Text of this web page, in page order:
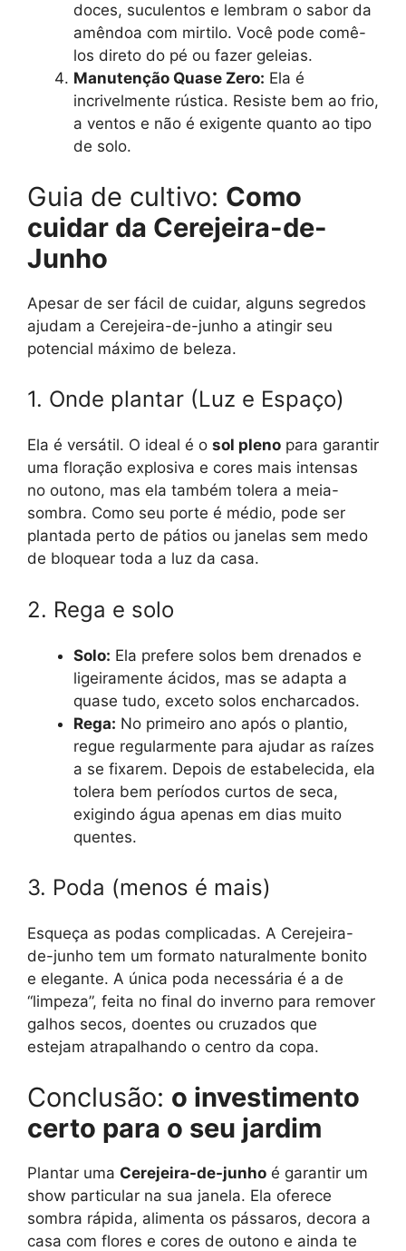
doces, suculentos e lembram o sabor da
amêndoa com mirtilo. Você pode comê-
los direto do pé ou fazer geleias.
Manutenção Quase Zero: Ela é
incrivelmente rústica. Resiste bem ao frio,
a ventos e não é exigente quanto ao tipo
de solo.
Guia de cultivo: Como
cuidar da Cerejeira-de-
Junho
Apesar de ser fácil de cuidar, alguns segredos
ajudam a Cerejeira-de-junho a atingir seu
potencial máximo de beleza.
1. Onde plantar (Luz e Espaço)
Ela é versátil. O ideal é o sol pleno para garantir
uma floração explosiva e cores mais intensas
no outono, mas ela também tolera a meia-
sombra. Como seu porte é médio, pode ser
plantada perto de pátios ou janelas sem medo
de bloquear toda a luz da casa.
2. Rega e solo
Solo: Ela prefere solos bem drenados e
ligeiramente ácidos, mas se adapta a
quase tudo, exceto solos encharcados.
Rega: No primeiro ano após o plantio,
regue regularmente para ajudar as raízes
a se fixarem. Depois de estabelecida, ela
tolera bem períodos curtos de seca,
exigindo água apenas em dias muito
quentes.
3. Poda (menos é mais)
Esqueça as podas complicadas. A Cerejeira-
de-junho tem um formato naturalmente bonito
e elegante. A única poda necessária é a de
“limpeza”, feita no final do inverno para remover
galhos secos, doentes ou cruzados que
estejam atrapalhando o centro da copa.
Conclusão: o investimento
certo para o seu jardim
Plantar uma Cerejeira-de-junho é garantir um
show particular na sua janela. Ela oferece
sombra rápida, alimenta os pássaros, decora a
casa com flores e cores de outono e ainda te